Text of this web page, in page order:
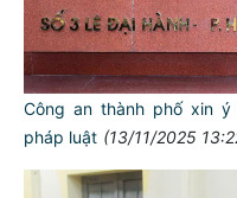
Công an thành phố xin
pháp luật (13/11/2025